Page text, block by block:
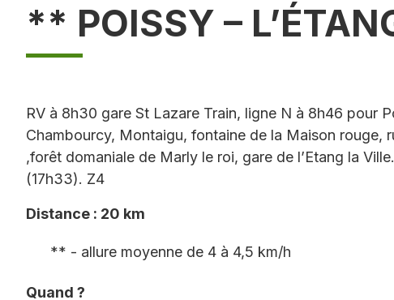
** POISSY –
RV à 8h30 gare St Lazare Train, ligne N à 8h46 pour
Chambourcy, Montaigu, fontaine de la Maison rouge,
,forêt domaniale de Marly le roi, gare de l’Etang la
(17h33). Z4
Distance : 20 km
** - allure moyenne de 4 à 4,5 km/h
Quand ?